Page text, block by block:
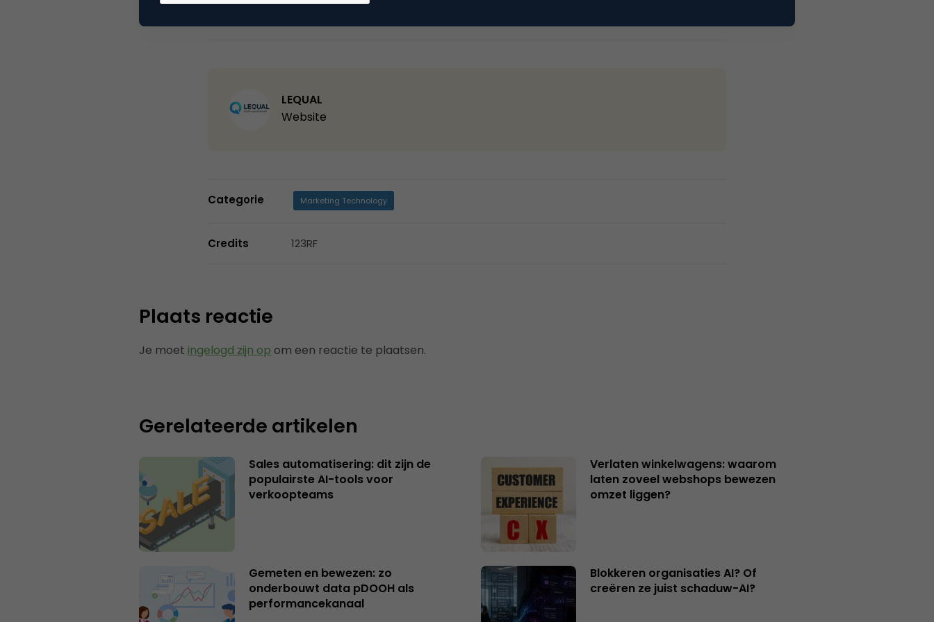
LEQUAL
Website
Categorie Marketing Technology
Credits 123RF
Plaats reactie
Je moet ingelogd zijn op om een reactie te plaatsen.
Gerelateerde artikelen
Sales automatisering: dit zijn de
populairste AI-tools voor
verkoopteams
Verlaten winkelwagens: waarom
laten zoveel webshops bewezen
omzet liggen?
Gemeten en bewezen: zo
onderbouwt data pDOOH als
performancekanaal
Blokkeren organisaties AI? Of
creëren ze juist schaduw-AI?